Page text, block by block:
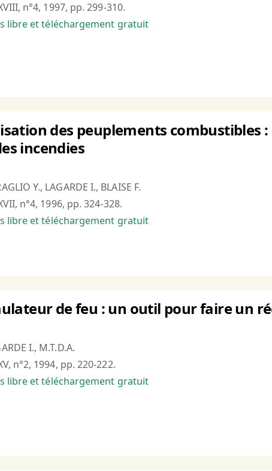
n°4, 1997, pp. 299-310.
libre et téléchargement gratuit
des peuplements combustibles
incendies
Y., LAGARDE I., BLAISE F.
n°4, 1996, pp. 324-328.
libre et téléchargement gratuit
de feu : un outil pour faire un
I., M.T.D.A.
n°2, 1994, pp. 220-222.
libre et téléchargement gratuit